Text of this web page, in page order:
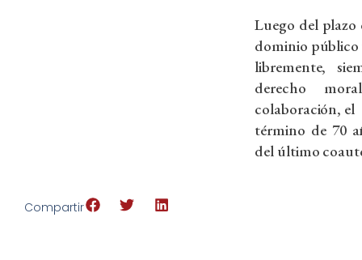
Luego del plazo
dominio público
libremente,
derecho
colaboración, el
término de 70
del último
Compartir